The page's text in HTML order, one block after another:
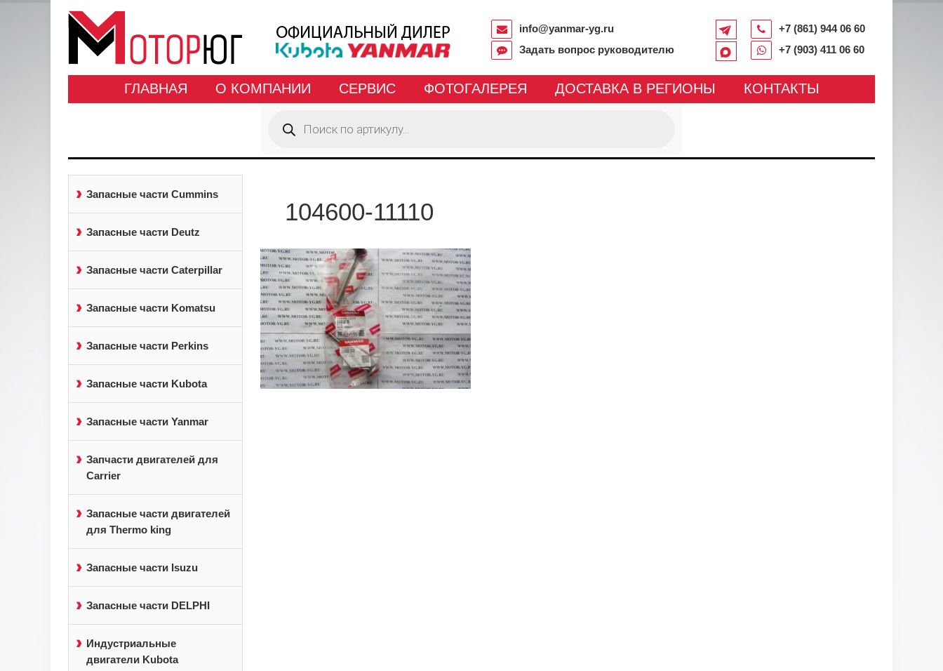
+7 (861) 944 06 60
+7 (903) 411 06 60
info@yanmar-yg.ru
Задать вопрос руководителю
ГЛАВНАЯ О КОМПАНИИ СЕРВИС ФОТОГАЛЕРЕЯ ДОСТАВКА В РЕГИОНЫ КОНТАКТЫ
товаров
Запасные части Cummins
Запасные части Deutz
Запасные части Caterpillar
Запасные части Komatsu
Запасные части Perkins
Запасные части Kubota
Запасные части Yanmar
Запчасти двигателей для
Carrier
Запасные части двигателей
для Thermo king
Запасные части Isuzu
Запасные части DELPHI
Индустриальные
двигатели Kubota
104600-11110